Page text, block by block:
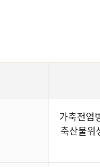
가축전염
축산물위